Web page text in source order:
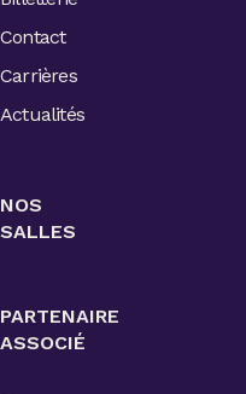
Contact
Carrières
Actualités
NOS
SALLES
PARTENAIRE
ASSOCIÉ